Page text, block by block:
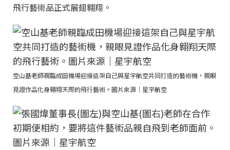
飛行藝術品正式展翅翱翔。
空山基老師親臨成田機場迎接這架自己與星宇航空共同打造的藝術機，親眼
見證作品化身翱翔天際的飛行藝術。圖片來源｜星宇航空